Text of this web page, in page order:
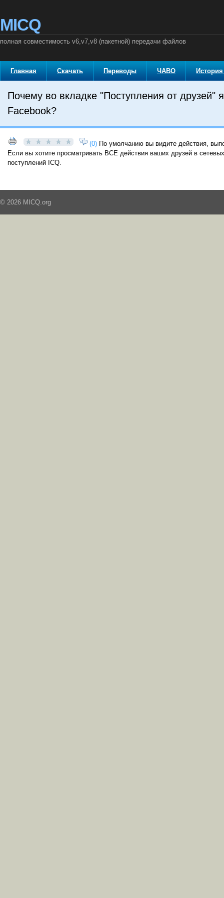
MICQ
полная совместимость v6,v7,v8 (пакетной) передачи файлов
Главная Скачать Переводы ЧАВО
Почему во вкладке "Поступления от друзей"
Facebook?
(0) По умолчанию вы видите действия,
Если вы хотите просматривать ВСЕ действия ваших друзей в
поступлений ICQ.
© 2026 MICQ.org